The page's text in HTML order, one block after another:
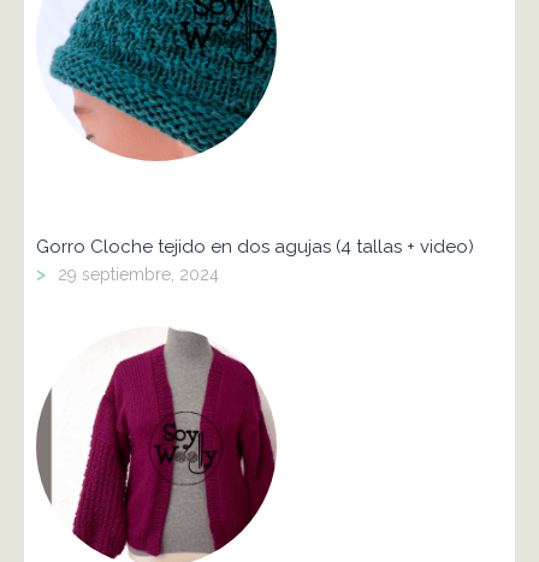
Gorro Cloche tejido en dos agujas (4 tallas + video)
> 29 septiembre, 2024